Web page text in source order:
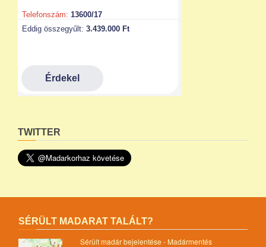
TWITTER
SÉRÜLT MADARAT TALÁLT?
Sérült madár bejelentése - Madármentés